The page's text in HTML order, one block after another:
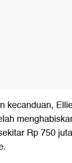
kecanduan,
Rp 750